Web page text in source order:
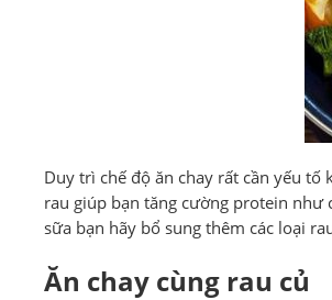
Duy trì chế độ ăn chay rất cần yếu
rau giúp bạn tăng cường protein như
sữa bạn hãy bổ sung thêm các loại
Ăn chay cùng rau củ